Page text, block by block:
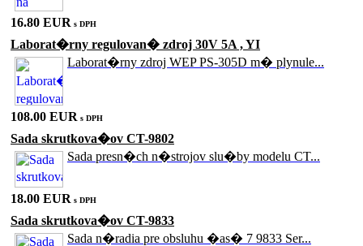
16.80 EUR s DPH
Laborat�rny regulovan� zdroj 30V 5A , YI
Laborat�rny zdroj WEP PS-305D m� plynule...
108.00 EUR s DPH
Sada skrutkova�ov CT-9802
Sada presn�ch n�strojov slu�by modelu CT...
18.00 EUR s DPH
Sada skrutkova�ov CT-9833
Sada n�radia pre obsluhu �as� 7 9833 Ser...